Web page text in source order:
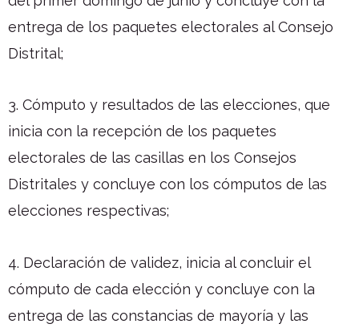
entrega de los paquetes electorales al Consejo
Distrital;
3. Cómputo y resultados de las elecciones, que
inicia con la recepción de los paquetes
electorales de las casillas en los Consejos
Distritales y concluye con los cómputos de las
elecciones respectivas;
4. Declaración de validez, inicia al concluir el
cómputo de cada elección y concluye con la
entrega de las constancias de mayoría y las